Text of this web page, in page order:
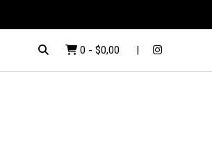
0 - $0,00